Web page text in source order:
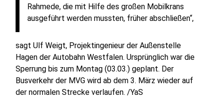
Rahmede, die mit Hilfe des großen Mobilkrans
ausgeführt werden mussten, früher abschließen“,
sagt Ulf Weigt, Projektingenieur der Außenstelle
Hagen der Autobahn Westfalen. Ursprünglich war die
Sperrung bis zum Montag (03.03.) geplant. Der
Busverkehr der MVG wird ab dem 3. März wieder auf
der normalen Strecke verlaufen. /YaS